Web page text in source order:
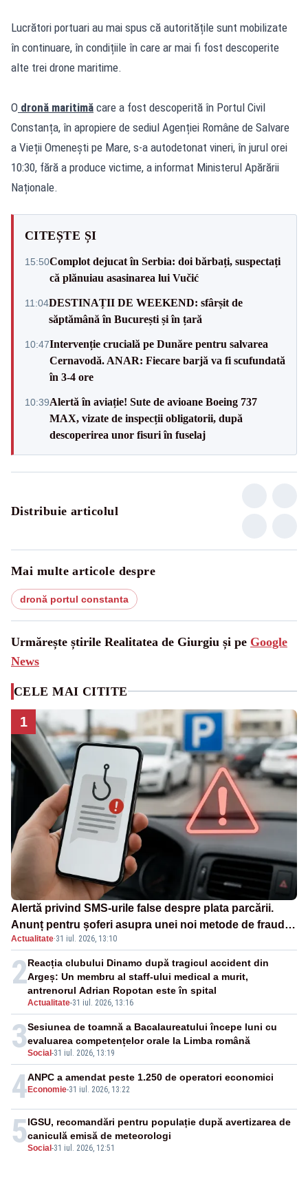
Lucrători portuari au mai spus că autoritățile sunt mobilizate
în continuare, în condițiile în care ar mai fi fost descoperite
alte trei drone maritime.
O dronă maritimă care a fost descoperită în Portul Civil
Constanța, în apropiere de sediul Agenției Române de Salvare
a Vieții Omenești pe Mare, s-a autodetonat vineri, în jurul orei
10:30, fără a produce victime, a informat Ministerul Apărării
Naționale.
CITEȘTE ȘI
15:50Complot dejucat în Serbia: doi bărbați, suspectați
că plănuiau asasinarea lui Vučić
11:04DESTINAȚII DE WEEKEND: sfârșit de
săptămână în București și în țară
10:47Intervenție crucială pe Dunăre pentru salvarea
Cernavodă. ANAR: Fiecare barjă va fi scufundată
în 3-4 ore
10:39Alertă în aviație! Sute de avioane Boeing 737
MAX, vizate de inspecții obligatorii, după
descoperirea unor fisuri în fuselaj
Distribuie articolul
Mai multe articole despre
dronă portul constanta
Urmărește știrile Realitatea de Giurgiu și pe Google
News
CELE MAI CITITE
1
Alertă privind SMS-urile false despre plata parcării.
Anunț pentru șoferi asupra unei noi metode de fraudă
online
Actualitate·31 iul. 2026, 13:10
2
Actualitate-31 iul. 2026, 13:16
Reacția clubului Dinamo după tragicul accident din
Argeș: Un membru al staff-ului medical a murit,
antrenorul Adrian Ropotan este în spital
3Social -31 iul. 2026, 13:19
Sesiunea de toamnă a Bacalaureatului începe luni cu
evaluarea competențelor orale la Limba română
4 Economie-31 iul. 2026, 13:22
ANPC a amendat peste 1.250 de operatori economici
5Social -31 iul. 2026, 12:51
IGSU, recomandări pentru populație după avertizarea de
caniculă emisă de meteorologi